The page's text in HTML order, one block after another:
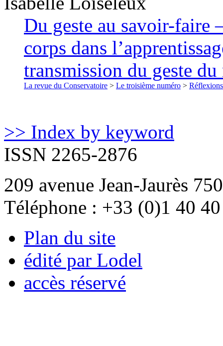
Du geste au savoir-faire
corps dans
transmission du geste
La revue du Conservatoire > Le troisième numéro >
>> Index by keyword
ISSN 2265-2876
209 avenue Jean-Jaurès
Téléphone : +33 (0)1 40
Plan du site
édité par Lodel
accès réservé